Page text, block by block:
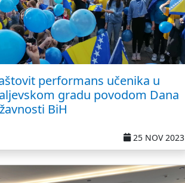
performans učenika u
gradu povodom Dana
BiH
25 NOV 2023